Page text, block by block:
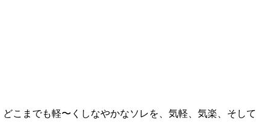
こまでも軽〜くしなやかなソレを、気軽、気楽、そして